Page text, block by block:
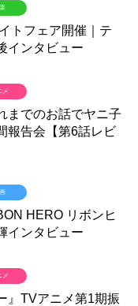
トフェア開催｜テ
インタビュー
までのお話でヤニ子
報告会【第6話レビ
メ
HERO リボンヒ
インタビュー
』TVアニメ第1期振
メ